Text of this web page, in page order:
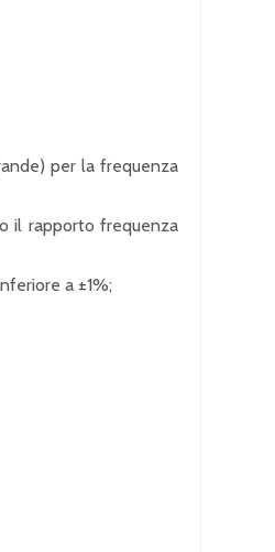
per la frequenza
il rapporto frequenza
a ±1%;